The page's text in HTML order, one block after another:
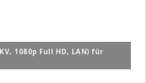
1080p Full HD, LAN) für